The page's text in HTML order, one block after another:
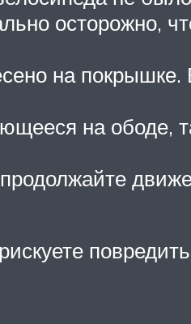
осторожно,
на покрышке.
на ободе,